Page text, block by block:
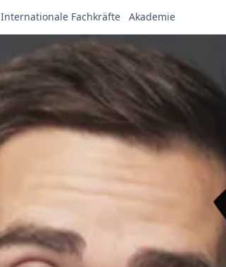
Internationale Fachkräfte Akademie